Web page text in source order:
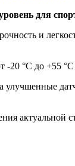
для
и
20 °C до +55
улучшенные
актуальной